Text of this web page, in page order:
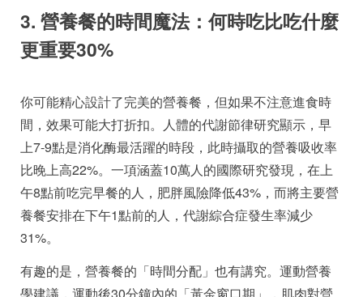
3. 營養餐的時間魔法：何時吃比吃什麼
更重要30%
你可能精心設計了完美的營養餐，但如果不注意進食時
間，效果可能大打折扣。人體的代謝節律研究顯示，早
上7-9點是消化酶最活躍的時段，此時攝取的營養吸收率
比晚上高22%。一項涵蓋10萬人的國際研究發現，在上
午8點前吃完早餐的人，肥胖風險降低43%，而將主要營
養餐安排在下午1點前的人，代謝綜合症發生率減少
31%。
有趣的是，營養餐的「時間分配」也有講究。運動營養